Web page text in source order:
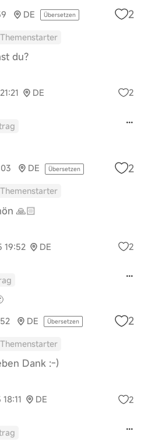
DE Übersetzen 2
Themenstarter
du?
DE 2
DE Übersetzen 2
Themenstarter
🙏🏻
19:52 DE 2
DE Übersetzen 2
Themenstarter
Dank :-)
DE 2